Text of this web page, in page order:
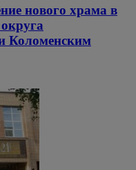
нового храма в
Коломенским